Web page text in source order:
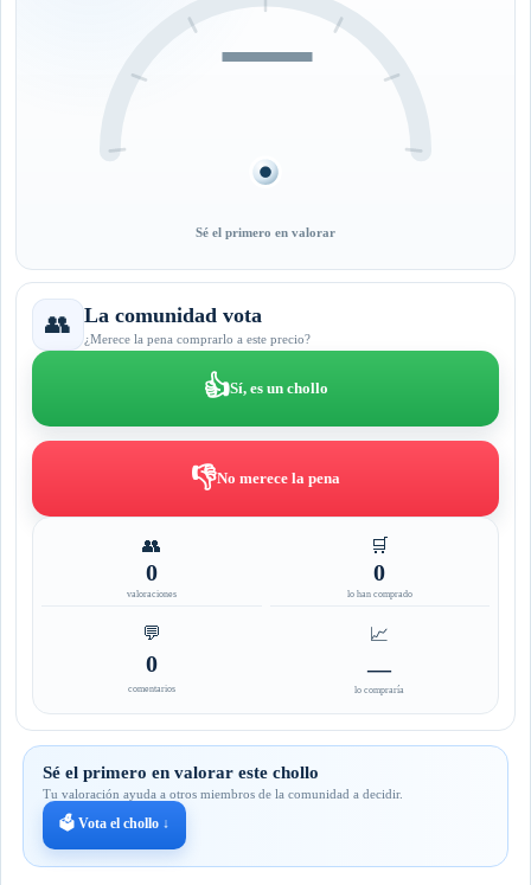
—
Sé el primero en valorar
👥 La comunidad vota
¿Merece la pena comprarlo a este precio?
👍Sí, es un chollo
👎No merece la pena
👥
0
valoraciones
🛒
0
lo han comprado
💬
0
comentarios
📈
—
lo compraría
Sé el primero en valorar este chollo
Tu valoración ayuda a otros miembros de la comunidad a decidir.
🗳️ Vota el chollo ↓